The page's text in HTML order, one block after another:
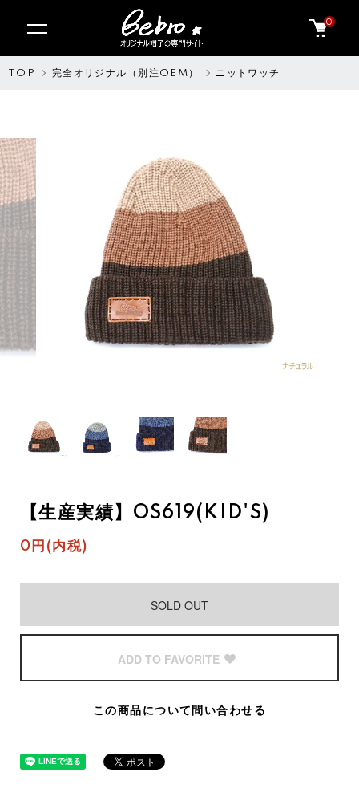
0
TOP 完全オリジナル（別注OEM） ニットワッチ
【生産実績】OS619(KID'S)
0円(内税)
SOLD OUT
ADD TO FAVORITE
この商品について問い合わせる